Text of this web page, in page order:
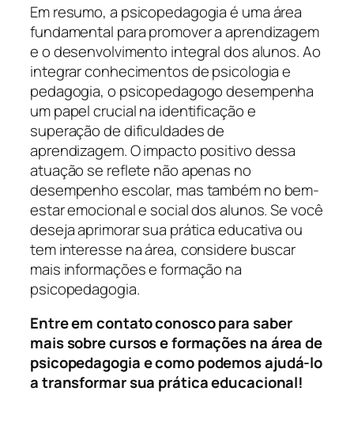
Em resumo, a psicopedagogia é uma área
fundamental para promover a aprendizagem
e o desenvolvimento integral dos alunos. Ao
integrar conhecimentos de psicologia e
pedagogia, o psicopedagogo desempenha
um papel crucial na identificação e
superação de dificuldades de
aprendizagem. O impacto positivo dessa
atuação se reflete não apenas no
desempenho escolar, mas também no bem-
estar emocional e social dos alunos. Se você
deseja aprimorar sua prática educativa ou
tem interesse na área, considere buscar
mais informações e formação na
psicopedagogia.
Entre em contato conosco para saber
mais sobre cursos e formações na área de
psicopedagogia e como podemos ajudá-lo
a transformar sua prática educacional!